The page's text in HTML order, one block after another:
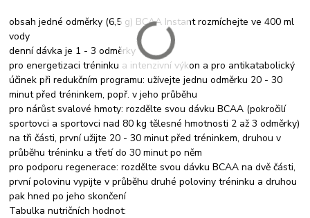
obsah jedné odměrky (6,5 g) BCAA Instant rozmíchejte ve 400 ml
vody
denní dávka je 1 - 3 odměrky
pro energetizaci tréninku a intenzivní výkon a pro antikatabolický
účinek při redukčním programu: užívejte jednu odměrku 20 - 30
minut před tréninkem, popř. v jeho průběhu
pro nárůst svalové hmoty: rozdělte svou dávku BCAA (pokročilí
sportovci a sportovci nad 80 kg tělesné hmotnosti 2 až 3 odměrky)
na tři části, první užijte 20 - 30 minut před tréninkem, druhou v
průběhu tréninku a třetí do 30 minut po něm
pro podporu regenerace: rozdělte svou dávku BCAA na dvě části,
první polovinu vypijte v průběhu druhé poloviny tréninku a druhou
pak hned po jeho skončení
Tabulka nutričních hodnot: